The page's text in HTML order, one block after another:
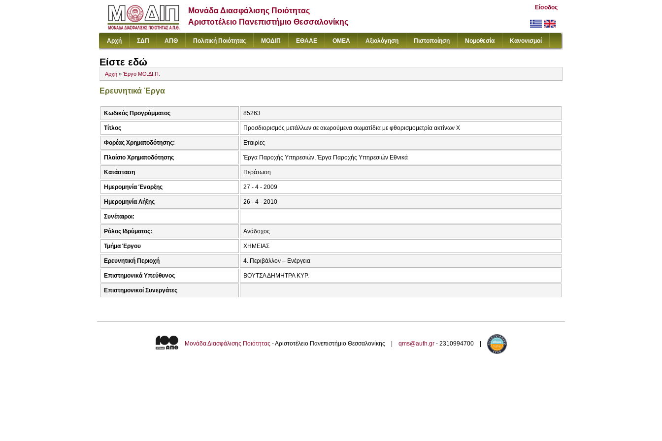
Μονάδα Διασφάλισης Ποιότητας
Αριστοτέλειο Πανεπιστήμιο Θεσσαλονίκης
Είσοδος
Αρχή ΣΔΠ ΑΠΘ Πολιτική Ποιότητας ΜΟΔΙΠ ΕΘΑΑΕ ΟΜΕΑ Αξιολόγηση Πιστοποίηση Νομοθεσία Κανονισμοί
Είστε εδώ
Αρχή » Έργο ΜΟ.ΔΙ.Π.
Ερευνητικά Έργα
Κωδικός Προγράμματος 85263
Τίτλος Προσδιορισμός μετάλλων σε αιωρούμενα σωματίδια με φθορισμομετρία ακτίνων Χ
Φορέας Χρηματοδότησης: Εταιρίες
Πλαίσιο Χρηματοδότησης Έργα Παροχής Υπηρεσιών, Έργα Παροχής Υπηρεσιών Εθνικά
Κατάσταση Περάτωση
Ημερομηνία Έναρξης 27 - 4 - 2009
Ημερομηνία Λήξης 26 - 4 - 2010
Συνέταιροι:
Ρόλος Ιδρύματος: Ανάδοχος
Τμήμα Έργου ΧΗΜΕΙΑΣ
Ερευνητική Περιοχή 4. Περιβάλλον – Ενέργεια
Επιστημονικά Υπεύθυνος ΒΟΥΤΣΑ ΔΗΜΗΤΡΑ ΚΥΡ.
Επιστημονικοί Συνεργάτες
Μονάδα Διασφάλισης Ποιότητας - Αριστοτέλειο Πανεπιστήμιο Θεσσαλονίκης | qms@auth.gr - 2310994700 |